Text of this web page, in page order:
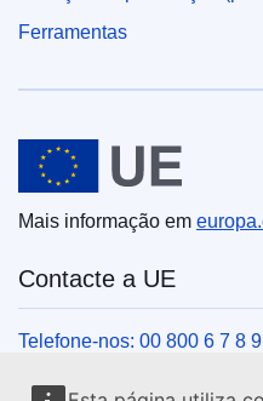
Ferramentas
União Europeia
Mais informação em
Contacte a UE
Telefone-nos: 00 800 6 7 8
Veja outros contactos